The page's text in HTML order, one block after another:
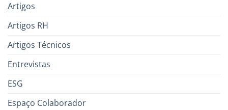
Artigos
Artigos RH
Artigos Técnicos
Entrevistas
ESG
Espaço Colaborador